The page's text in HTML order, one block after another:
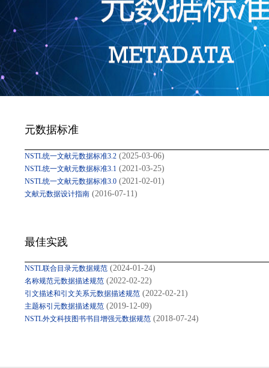
元数据标准
NSTL统一文献元数据标准3.2 (2025-03-06)
NSTL统一文献元数据标准3.1 (2021-03-25)
NSTL统一文献元数据标准3.0 (2021-02-01)
文献元数据设计指南 (2016-07-11)
最佳实践
NSTL联合目录元数据规范 (2024-01-24)
名称规范元数据描述规范 (2022-02-22)
引文描述和引文关系元数据描述规范 (2022-02-21)
主题标引元数据描述规范 (2019-12-09)
NSTL外文科技图书书目增强元数据规范 (2018-07-24)